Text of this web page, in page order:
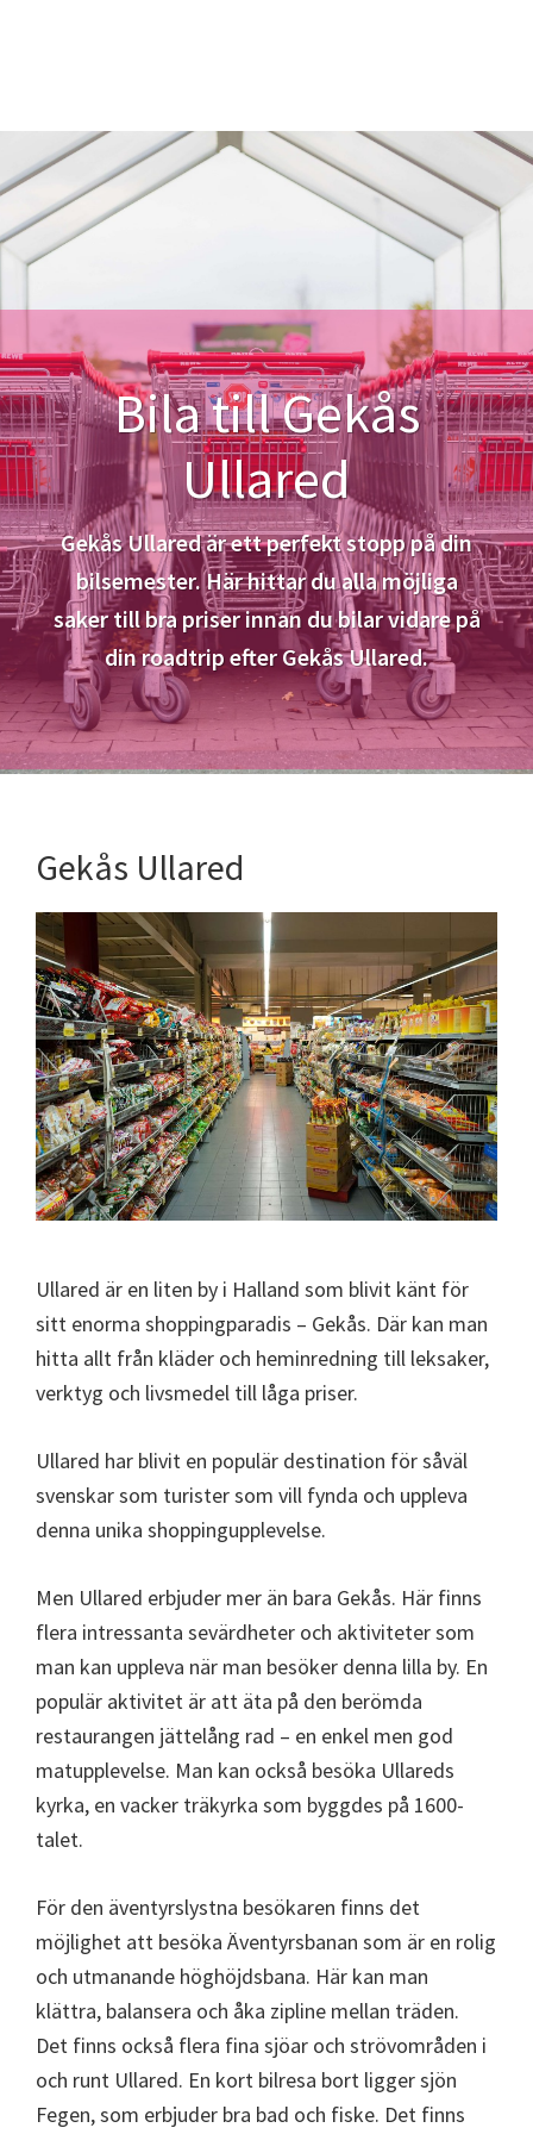
Bila till Gekås
Ullared
Gekås Ullared är ett perfekt stopp på din
bilsemester. Här hittar du alla möjliga
saker till bra priser innan du bilar vidare på
din roadtrip efter Gekås Ullared.
Gekås Ullared
Ullared är en liten by i Halland som blivit känt för
sitt enorma shoppingparadis – Gekås. Där kan man
hitta allt från kläder och heminredning till leksaker,
verktyg och livsmedel till låga priser.
Ullared har blivit en populär destination för såväl
svenskar som turister som vill fynda och uppleva
denna unika shoppingupplevelse.
Men Ullared erbjuder mer än bara Gekås. Här finns
flera intressanta sevärdheter och aktiviteter som
man kan uppleva när man besöker denna lilla by. En
populär aktivitet är att äta på den berömda
restaurangen jättelång rad – en enkel men god
matupplevelse. Man kan också besöka Ullareds
kyrka, en vacker träkyrka som byggdes på 1600-
talet.
För den äventyrslystna besökaren finns det
möjlighet att besöka Äventyrsbanan som är en rolig
och utmanande höghöjdsbana. Här kan man
klättra, balansera och åka zipline mellan träden.
Det finns också flera fina sjöar och strövområden i
och runt Ullared. En kort bilresa bort ligger sjön
Fegen, som erbjuder bra bad och fiske. Det finns